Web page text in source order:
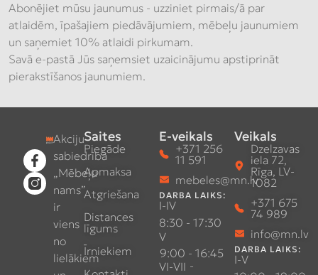
Abonējiet mūsu jaunumus - uzziniet pirmais/ā par
atlaidēm, īpašajiem piedāvājumiem, mēbeļu jaunumiem
un saņemiet 10% atlaidi pirkumam.
Savā e-pastā Jūs saņemsiet uzaicinājumu apstiprināt
pierakstīšanos jaunumiem.
Akciju
sabiedrība
„Mēbeļu
nams”
ir
viens
no
lielākiem
Saites
Piegāde
Apmaksa
Atgriešana
Distances
līgums
Īrniekiem
E-veikals
+371 256
11 591
mebeles@mn.lv
DARBA LAIKS:
I-IV
8:30 - 17:30
V
9:00 - 16:45
VI-VII -
Veikals
Dzelzavas
iela 72,
Rīga, LV-
1082
+371 675
74 989
info@mn.lv
DARBA LAIKS:
I-V